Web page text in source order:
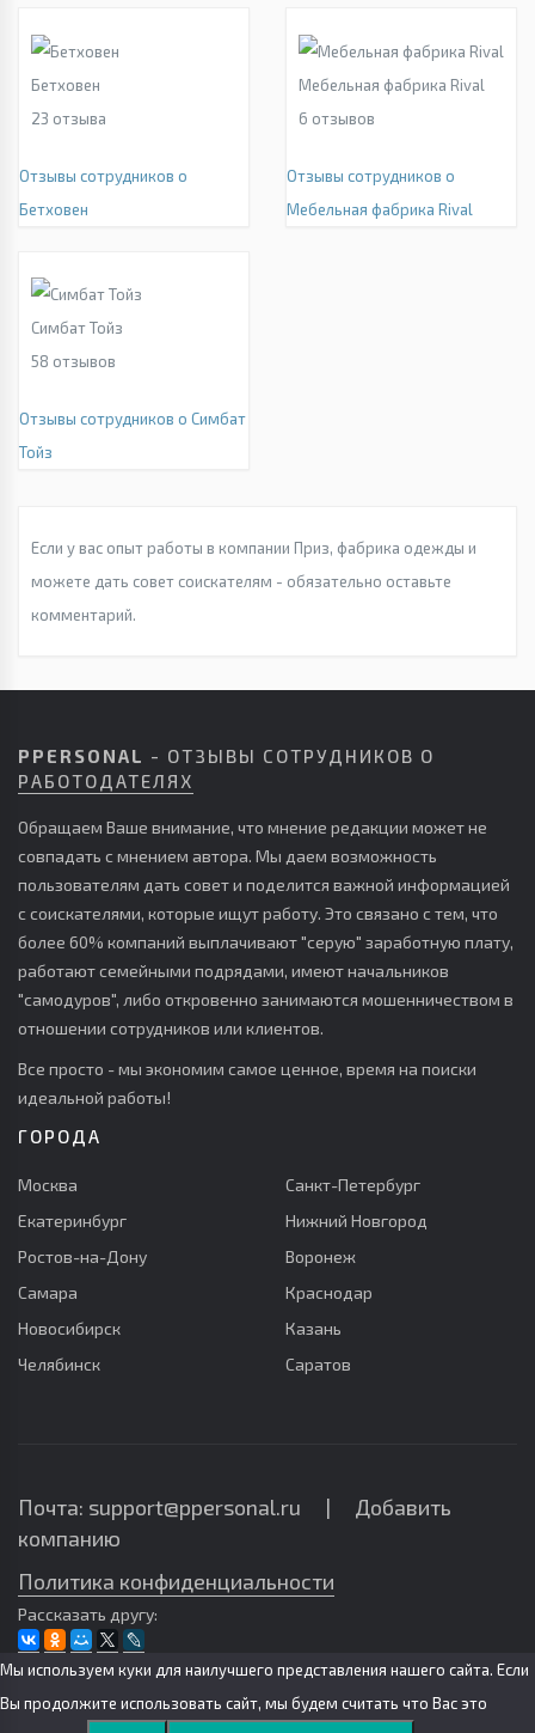
Бетховен
23 отзыва
Отзывы сотрудников о
Бетховен
Мебельная фабрика Rival
6 отзывов
Отзывы сотрудников о
Мебельная фабрика Rival
Симбат Тойз
58 отзывов
Отзывы сотрудников о Симбат
Тойз
Если у вас опыт работы в компании Приз, фабрика одежды и
можете дать совет соискателям - обязательно оставьте
комментарий.
PPERSONAL - ОТЗЫВЫ СОТРУДНИКОВ О
РАБОТОДАТЕЛЯХ
Обращаем Ваше внимание, что мнение редакции может не
совпадать с мнением автора. Мы даем возможность
пользователям дать совет и поделится важной информацией
с соискателями, которые ищут работу. Это связано с тем, что
более 60% компаний выплачивают "серую" заработную плату,
работают семейными подрядами, имеют начальников
"самодуров", либо откровенно занимаются мошенничеством в
отношении сотрудников или клиентов.
Все просто - мы экономим самое ценное, время на поиски
идеальной работы!
ГОРОДА
Москва
Санкт-Петербург
Екатеринбург
Нижний Новгород
Ростов-на-Дону
Воронеж
Самара
Краснодар
Новосибирск
Казань
Челябинск
Саратов
Почта: support@ppersonal.ru | Добавить
компанию
Политика конфиденциальности
Рассказать другу:
Мы используем куки для наилучшего представления нашего сайта. Если
Вы продолжите использовать сайт, мы будем считать что Вас это